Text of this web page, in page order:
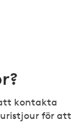
kontakta
för att